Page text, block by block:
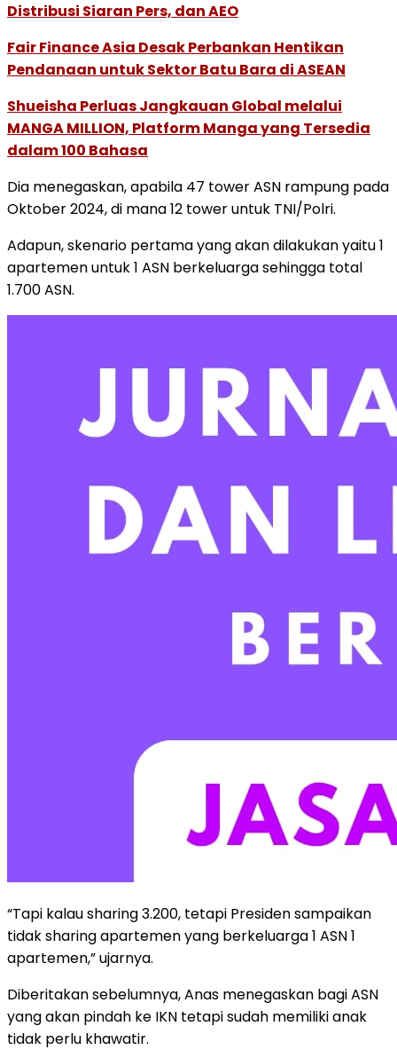
Distribusi Siaran Pers, dan AEO
Fair Finance Asia Desak Perbankan Hentikan
Pendanaan untuk Sektor Batu Bara di ASEAN
Shueisha Perluas Jangkauan Global melalui
MANGA MILLION, Platform Manga yang Tersedia
dalam 100 Bahasa
Dia menegaskan, apabila 47 tower ASN rampung pada
Oktober 2024, di mana 12 tower untuk TNI/Polri.
Adapun, skenario pertama yang akan dilakukan yaitu 1
apartemen untuk 1 ASN berkeluarga sehingga total
1.700 ASN.
“Tapi kalau sharing 3.200, tetapi Presiden sampaikan
tidak sharing apartemen yang berkeluarga 1 ASN 1
apartemen,” ujarnya.
Diberitakan sebelumnya, Anas menegaskan bagi ASN
yang akan pindah ke IKN tetapi sudah memiliki anak
tidak perlu khawatir.